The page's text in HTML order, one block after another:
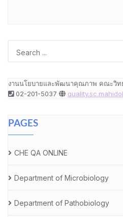
งานนโยบายและพัฒนาคุณภาพ คณะวิท
02-201-5037
PAGES
CHE QA ONLINE
Department of Microbiology
Department of Pathobiology